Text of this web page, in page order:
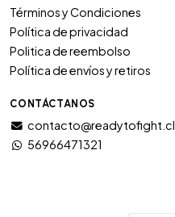
Términos y Condiciones
Política de privacidad
Politica de reembolso
Política de envíos y retiros
CONTÁCTANOS
contacto@readytofight.cl
56966471321